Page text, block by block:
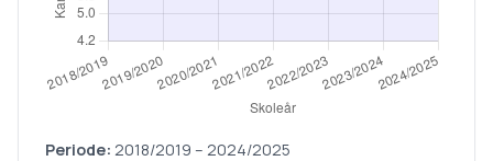
Periode: 2018/2019 – 2024/2025